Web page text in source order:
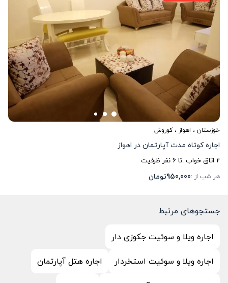
خوزستان ، اهواز ، کوروش
اجاره کوتاه مدت آپارتمان در اهواز
2 اتاق خواب .تا 6نفر ظرفیت
هر شب از :950,000تومان
جستجوهای مرتبط
اجاره ویلا و سوئیت جکوزی دار
اجاره ویلا و سوئیت استخردار
اجاره هتل آپارتمان